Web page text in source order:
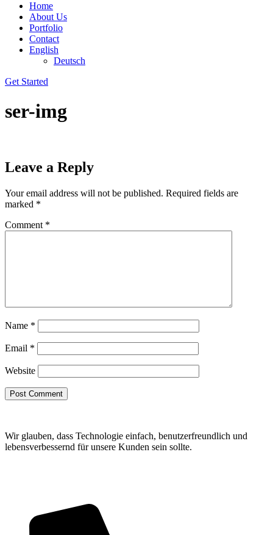
Home
About Us
Portfolio
Contact
English
Deutsch
Get Started
ser-img
Leave a Reply
Your email address will not be published. Required fields are
marked *
Comment *
Name *
Email *
Website
Wir glauben, dass Technologie einfach, benutzerfreundlich und
lebensverbessernd für unsere Kunden sein sollte.